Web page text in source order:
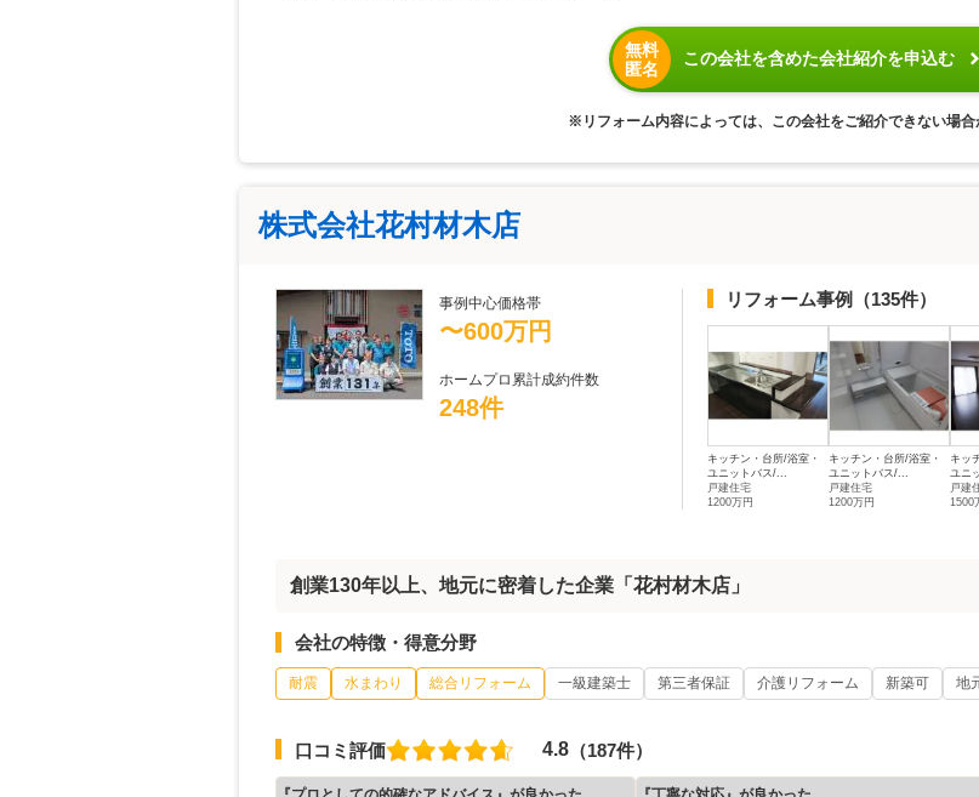
無料
匿名
この会社を含めた会社紹介を申込む
※リフォーム内容によっては、この会社をご紹介できない場合
株式会社花村材木店
事例中心価格帯
〜600万円
ホームプロ累計成約件数
248件
リフォーム事例 （135件）
キッチン・台所/浴室・
ユニットバス/...
戸建住宅
1200万円
キッチン・台所/浴室・
ユニットバス/...
戸建住宅
1200万円
キッ
ユニ
戸建
1500
創業130年以上、地元に密着した企業「花村材木店」
会社の特徴・得意分野
耐震 水まわり 総合リフォーム 一級建築士 第三者保証 介護リフォーム 新築可 地
口コミ評価 4.8 （187件）